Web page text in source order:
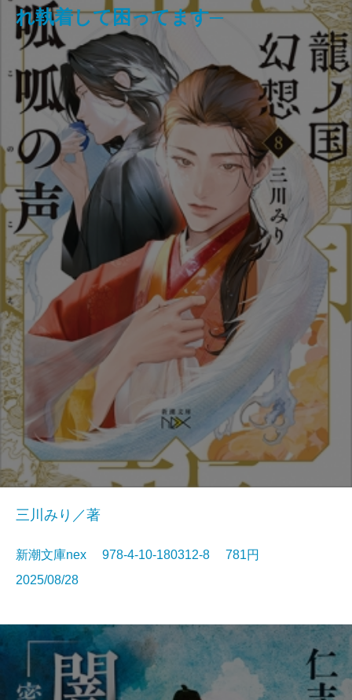
三川みり／著
新潮文庫nex 978-4-10-180312-8 781円
2025/08/28
れ執着して困ってます─